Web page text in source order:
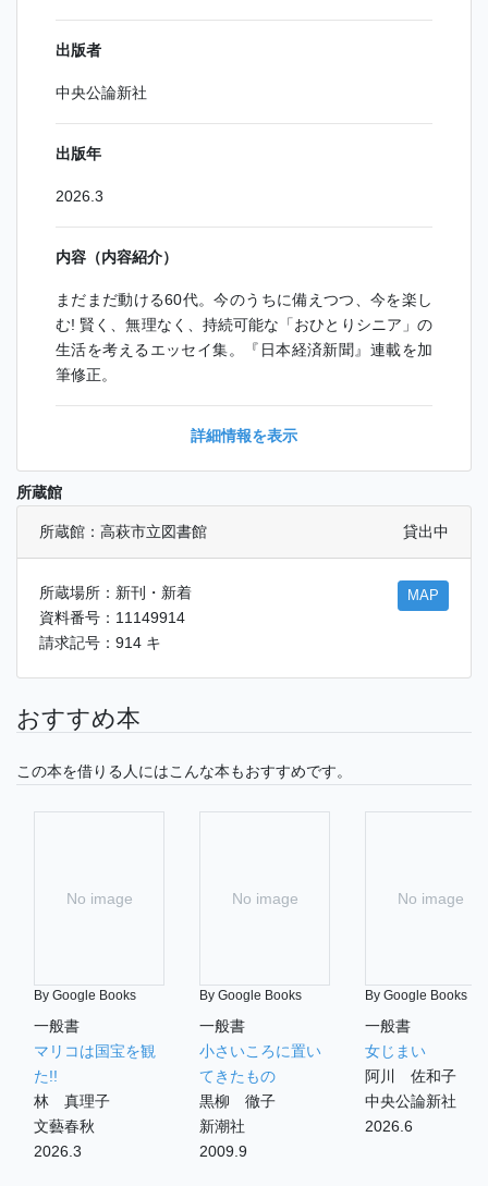
出版者
中央公論新社
出版年
2026.3
内容（内容紹介）
まだまだ動ける60代。今のうちに備えつつ、今を楽し
む! 賢く、無理なく、持続可能な「おひとりシニア」の
生活を考えるエッセイ集。『日本経済新聞』連載を加
筆修正。
詳細情報を表示
所蔵館
所蔵館：高萩市立図書館 貸出中
所蔵場所：新刊・新着
資料番号：11149914
請求記号：914 キ
MAP
おすすめ本
この本を借りる人にはこんな本もおすすめです。
No image
By Google Books
一般書
マリコは国宝を観
た!!
林 真理子
文藝春秋
2026.3
No image
By Google Books
一般書
小さいころに置い
てきたもの
黒柳 徹子
新潮社
2009.9
No image
By Google Books
一般書
女じまい
阿川 佐和子
中央公論新社
2026.6